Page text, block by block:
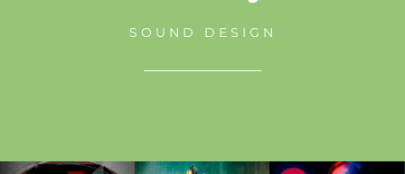
SOUND DESIGN